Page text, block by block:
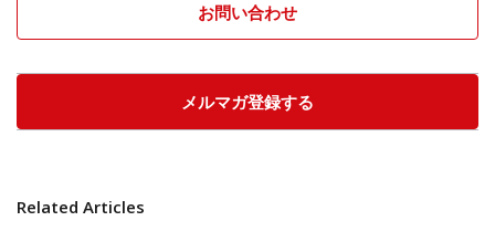
お問い合わせ
メルマガ登録する
Related Articles